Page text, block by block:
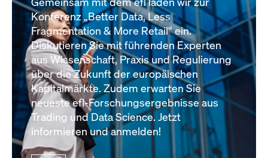
Konferenz „Better Data, Less
Fragmentation & More Retail“ ein.
Diskutieren Sie mit führenden Experten
aus Wissenschaft, Praxis und Regulierung
über die Zukunft der europäischen
Kapitalmärkte. Zudem erwarten Sie
neueste efl-Forschungsergebnisse aus
Trading und Data Science. Jetzt
informieren und anmelden!